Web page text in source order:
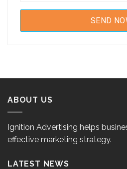
ABOUT US
Ignition Advertising helps
effective marketing strategy.
LATEST NEWS